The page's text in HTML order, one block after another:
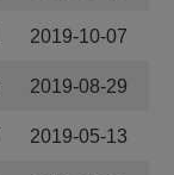
2019-10-07
2019-08-29
2019-05-13